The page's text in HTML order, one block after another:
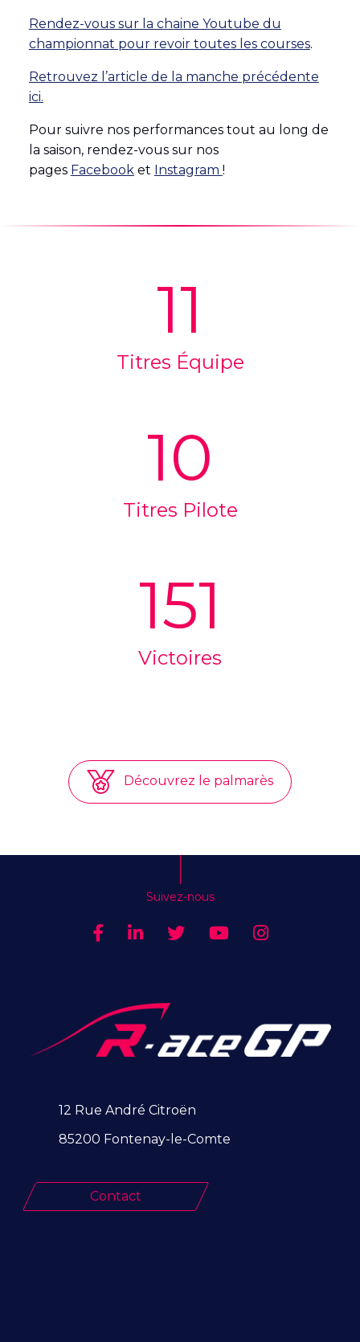
Rendez-vous sur la chaine Youtube du
championnat pour revoir toutes les courses.
Retrouvez l’article de la manche précédente
ici.
Pour suivre nos performances tout au long de
la saison, rendez-vous sur nos
pages Facebooket Instagram !
11
Titres Équipe
10
Titres Pilote
151
Victoires
Découvrez le palmarès
Suivez-nous
12 Rue André Citroën
85200 Fontenay-le-Comte
Contact